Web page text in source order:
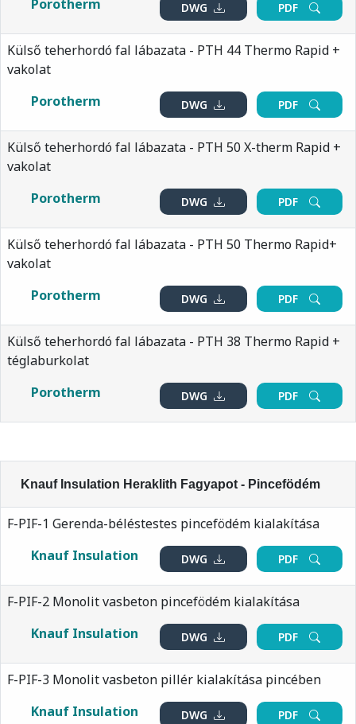
Porotherm
DWG PDF
Külső teherhordó fal lábazata - PTH 44 Thermo Rapid +
vakolat
Porotherm
DWG PDF
Külső teherhordó fal lábazata - PTH 50 X-therm Rapid +
vakolat
Porotherm
DWG PDF
Külső teherhordó fal lábazata - PTH 50 Thermo Rapid+
vakolat
Porotherm
DWG PDF
Külső teherhordó fal lábazata - PTH 38 Thermo Rapid +
téglaburkolat
Porotherm
DWG PDF
Knauf Insulation Heraklith Fagyapot - Pincefödém
F-PIF-1 Gerenda-béléstestes pincefödém kialakítása
Knauf Insulation
DWG PDF
F-PIF-2 Monolit vasbeton pincefödém kialakítása
Knauf Insulation
DWG PDF
F-PIF-3 Monolit vasbeton pillér kialakítása pincében
Knauf Insulation
DWG PDF